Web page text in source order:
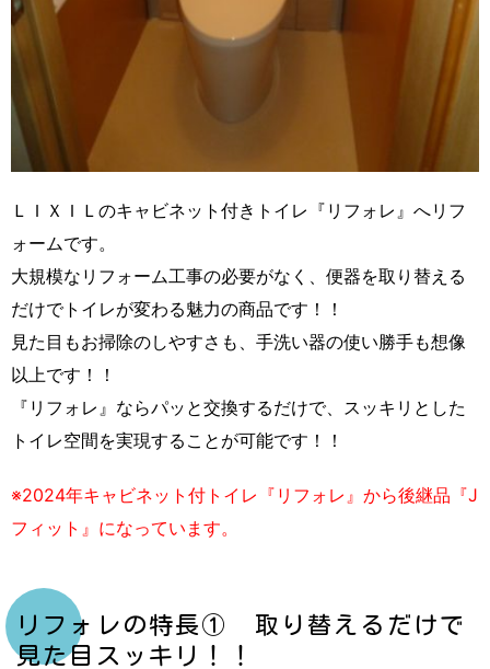
ＬＩＸＩＬのキャビネット付きトイレ『リフォレ』へリフ
ォームです。
大規模なリフォーム工事の必要がなく、便器を取り替える
だけでトイレが変わる魅力の商品です！！
見た目もお掃除のしやすさも、手洗い器の使い勝手も想像
以上です！！
『リフォレ』ならパッと交換するだけで、スッキリとした
トイレ空間を実現することが可能です！！
※2024年キャビネット付トイレ『リフォレ』から後継品『J
フィット』になっています。
リフォレの特長① 取り替えるだけで
見た目スッキリ！！